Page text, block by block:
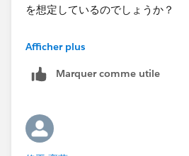
を想定しているのでしょうか？
特にこだわりがなくフィルタで単
のままビューにも計算フィールド
パラメータで文字列をリストで設
ション化とありますが、パラメー
つのでディメンション化したとこ
Afficher plus
Marquer comme utile